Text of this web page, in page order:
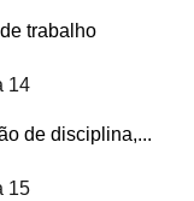
trabalho
14
de disciplina,...
15